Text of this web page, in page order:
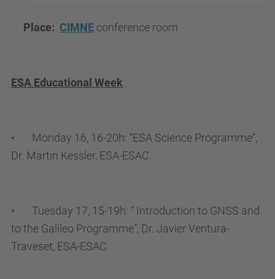
Place: CIMNE conference room
ESA Educational Week
•
Monday 16, 16-20h: “ESA Science Programme”,
Dr. Martin Kessler, ESA-ESAC.
•
Tuesday 17, 15-19h: “ Introduction to GNSS and
to the Galileo Programme”, Dr. Javier Ventura-
Traveset, ESA-ESAC.